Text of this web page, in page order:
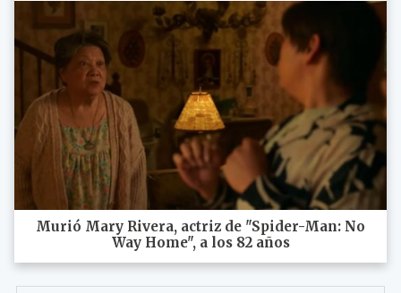
Murió Mary Rivera, actriz de "Spider-Man: No
Way Home", a los 82 años